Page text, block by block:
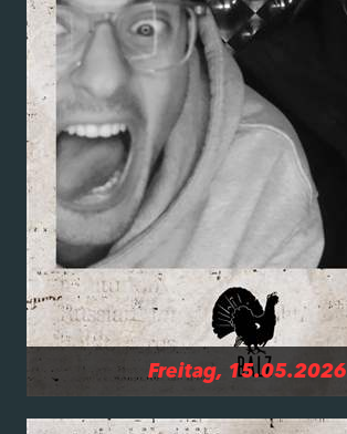
Freitag, 15.05.2026